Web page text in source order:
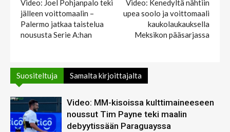
Video: Joel Pohjanpalo teki
jälleen voittomaalin –
Palermo jatkaa taistelua
noususta Serie A:han
Video: Kenedyltä nähtiin
upea soolo ja voittomaali
kaukolaukauksella
Meksikon pääsarjassa
Suositeltuja Samalta kirjoittajalta
Video: MM-kisoissa kulttimaineeseen
noussut Tim Payne teki maalin
debyytissään Paraguayssa